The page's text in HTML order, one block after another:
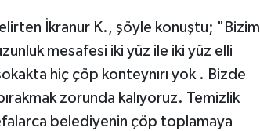
İkranur K., şöyle konuştu; "Bizim
mesafesi iki yüz ile iki yüz elli
hiç çöp konteynırı yok . Bizde
zorunda kalıyoruz. Temizlik
belediyenin çöp toplamaya